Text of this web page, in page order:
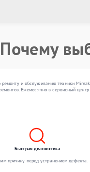
Почему
и обслуживанию техники
Ежемесячно в сервисный
Быстрая диагностика
причину перед устранением дефекта.